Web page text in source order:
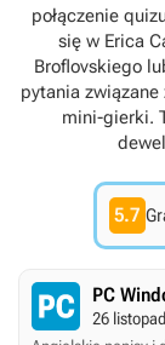
połączenie
się w Erica
Broflovskiego
pytania
mini-gierki.
5.7
PC
26